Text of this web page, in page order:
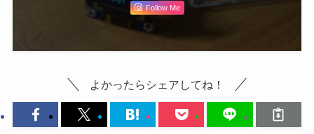
Follow Me
よかったらシェアしてね！